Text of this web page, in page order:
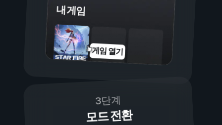
내 게임
게임 열기
3단계
모드 전환